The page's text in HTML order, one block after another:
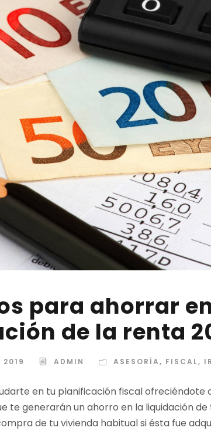
para ahorrar
de la renta
2019 ADMIN ASESORÍA, FISCAL,
en tu planificación fiscal ofreciéndote
te generarán un ahorro en la liquidación de
de tu vivienda habitual si ésta fue